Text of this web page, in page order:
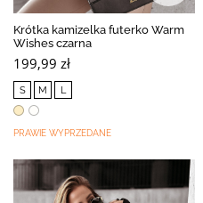
Krótka kamizelka futerko Warm
Wishes czarna
199,99 zł
S M L
PRAWIE WYPRZEDANE